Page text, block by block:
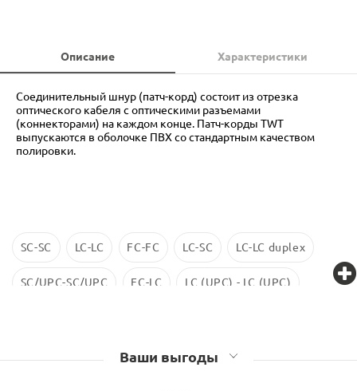
Описание Характеристики
Соединительный шнур (патч-корд) состоит из отрезка
оптического кабеля с оптическими разъемами
(коннекторами) на каждом конце. Патч-корды TWT
выпускаются в оболочке ПВХ со стандартным качеством
полировки.
SC-SC LC-LC FC-FC LC-SC LC-LC duplex
SC/UPC-SC/UPC FC-LC LC (UPC) - LC (UPC)
Ваши выгоды